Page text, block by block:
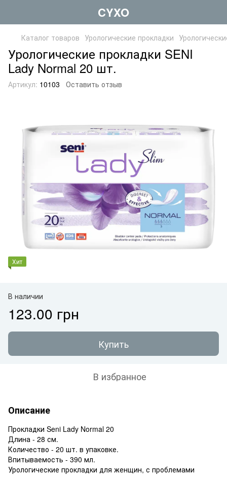
CYXO
Каталог товаров Урологические прокладки
Урологические прокладки SENI
Lady Normal 20 шт.
Артикул: 10103 Оставить отзыв
Хит
В наличии
123.00 грн
Купить
В избранное
Описание
Прокладки Seni Lady Normal 20
Длина - 28 см.
Количество - 20 шт. в упаковке.
Впитываемость - 390 мл.
Урологические прокладки для женщин, с проблемами